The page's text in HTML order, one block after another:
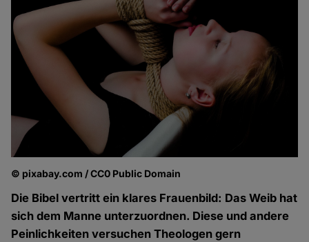
© pixabay.com / CC0 Public Domain
Die Bibel vertritt ein klares Frauenbild: Das Weib hat
sich dem Manne unterzuordnen. Diese und andere
Peinlichkeiten versuchen Theologen gern